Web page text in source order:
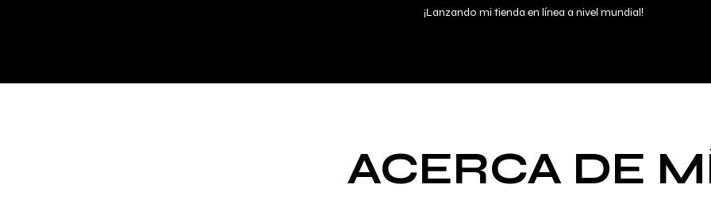
¡Lanzando mi tienda en línea a nivel mundial!
ACERCA DE